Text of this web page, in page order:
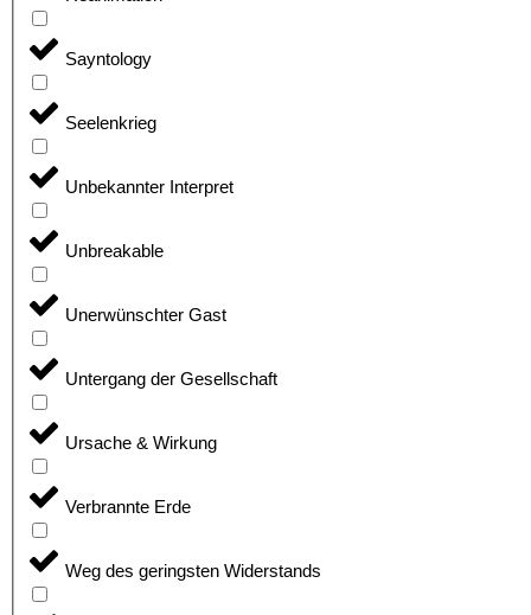
Sayntology
Seelenkrieg
Unbekannter Interpret
Unbreakable
Unerwünschter Gast
Untergang der Gesellschaft
Ursache & Wirkung
Verbrannte Erde
Weg des geringsten Widerstands